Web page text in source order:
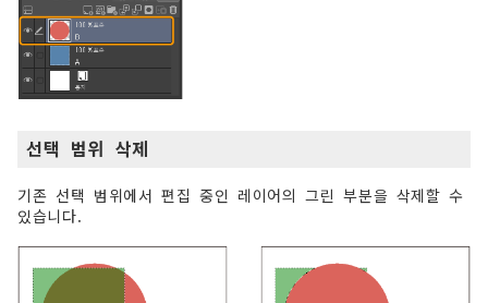
선택 범위 삭제
기존 선택 범위에서 편집 중인 레이어의 그린 부분을 삭제할 수
있습니다.